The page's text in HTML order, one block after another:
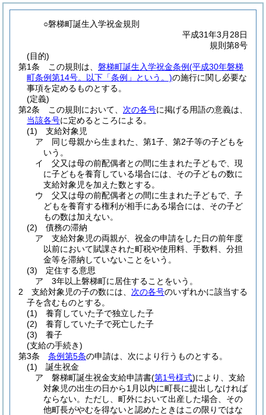
○磐梯町誕生入学祝金規則
平成31年3月28日
規則第8号
(目的)
第1条
この規則は、 磐梯町誕生入学祝金条例(平成30年磐梯
町条例第14号。以下「条例」という。)の施行に関し必要な
事項を定めるものとする。
(定義)
第2条
この規則において、 次の各号に掲げる用語の意義は、
当該各号に定めるところによる。
(1)
支給対象児
ア
同じ母親から生まれた、第1子、第2子等の子どもを
いう。
イ
父又は母の前配偶者との間に生まれた子どもで、現
に子どもを養育している場合には、その子どもの数に
支給対象児を加えた数とする。
ウ
父又は母の前配偶者との間に生まれた子どもで、子
どもを養育する権利が相手にある場合には、その子ど
もの数は加えない。
(2)
債務の滞納
ア
支給対象児の両親が、祝金の申請をした日の前年度
以前において賦課された町税や使用料、手数料、分担
金等を滞納していないことをいう。
(3)
定住する意思
ア
3年以上磐梯町に居住することをいう。
2
支給対象児の子の数には、 次の各号のいずれかに該当する
子を含むものとする。
(1)
養育していた子で独立した子
(2)
養育していた子で死亡した子
(3)
養子
(支給の手続き)
第3条
条例第5条の申請は、次により行うものとする。
(1)
誕生祝金
ア
磐梯町誕生祝金支給申請書(第1号様式)により、支給
対象児の出生の日から1月以内に町長に提出しなければ
ならない。 ただし、町外において出産した場合、その
他町長がやむを得ないと認めたときはこの限りではな